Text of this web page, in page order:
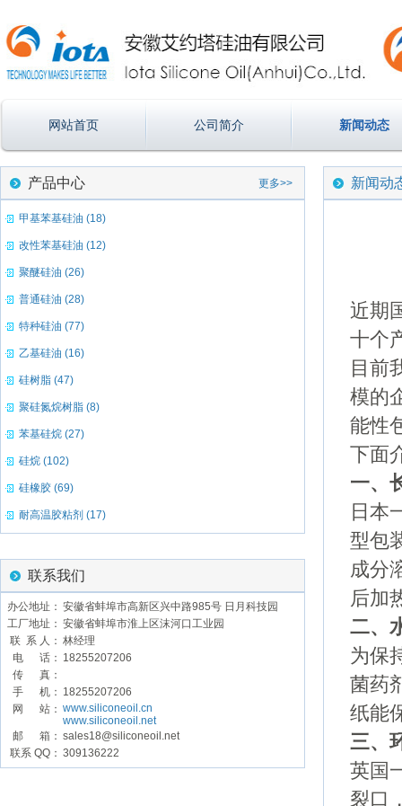
网站首页 公司简介 新闻动态
产品中心 更多>>
甲基苯基硅油 (18)
改性苯基硅油 (12)
聚醚硅油 (26)
普通硅油 (28)
特种硅油 (77)
乙基硅油 (16)
硅树脂 (47)
聚硅氮烷树脂 (8)
苯基硅烷 (27)
硅烷 (102)
硅橡胶 (69)
耐高温胶粘剂 (17)
联系我们
办公地址： 安徽省蚌埠市高新区兴中路985号 日月科技园
工厂地址： 安徽省蚌埠市淮上区沫河口工业园
联 系 人： 林经理
电 话： 18255207206
传 真：
手 机： 18255207206
网 站： www.siliconeoil.cn
www.siliconeoil.net
邮 箱： sales18@siliconeoil.net
联系 QQ： 309136222
新闻动
近期
十个
目前
模的
能性
下面
一、
日本
型包
成分
后加
二、
为保
菌药
纸能
三、
英国
裂口